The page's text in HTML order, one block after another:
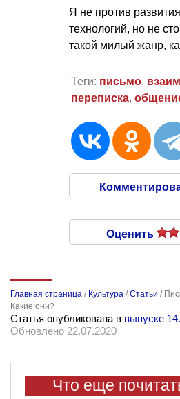
Я не против
технологий, но не
такой милый жанр,
Теги: письмо,
переписка,
Оценить
Главная страница / Культура /Статьи /
Какие они?
Статья опубликована в выпуске
Обновлено 22.07.2020
Что еще